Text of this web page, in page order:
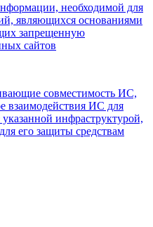
необходимой для
являющихся основаниями
запрещенную
сайтов
совместимость ИС,
взаимодействия ИС для
инфраструктурой,
его защиты средствам